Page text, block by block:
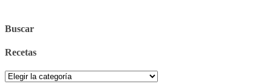
Buscar
Recetas
Recetas